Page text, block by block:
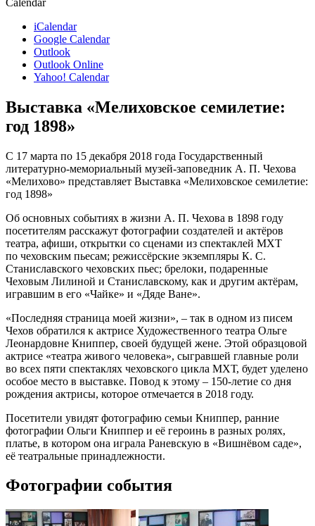
iCalendar
Google Calendar
Outlook
Outlook Online
Yahoo! Calendar
Выставка «Мелиховское семилетие:
год 1898»
С 17 марта по 15 декабря 2018 года Государственный
литературно-мемориальный музей-заповедник А. П. Чехова
«Мелихово» представляет Выставка «Мелиховское семилетие:
год 1898»
Об основных событиях в жизни А. П. Чехова в 1898 году
посетителям расскажут фотографии создателей и актёров
театра, афиши, открытки со сценами из спектаклей МХТ
по чеховским пьесам; режиссёрские экземпляры К. С.
Станиславского чеховских пьес; брелоки, подаренные
Чеховым Лилиной и Станиславскому, как и другим актёрам,
игравшим в его «Чайке» и «Дяде Ване».
«Последняя страница моей жизни», – так в одном из писем
Чехов обратился к актрисе Художественного театра Ольге
Леонардовне Книппер, своей будущей жене. Этой образцовой
актрисе «театра живого человека», сыгравшей главные роли
во всех пяти спектаклях чеховского цикла МХТ, будет уделено
особое место в выставке. Повод к этому – 150-летие со дня
рождения актрисы, которое отмечается в 2018 году.
Посетители увидят фотографию семьи Книппер, ранние
фотографии Ольги Книппер и её героинь в разных ролях,
платье, в котором она играла Раневскую в «Вишнёвом саде»,
её театральные принадлежности.
Фотографии события